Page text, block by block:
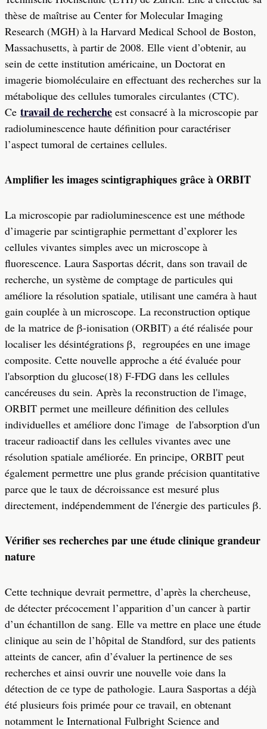
thèse de maîtrise au Center for Molecular Imaging
Research (MGH) à la Harvard Medical School de Boston,
Massachusetts, à partir de 2008. Elle vient d’obtenir, au
sein de cette institution américaine, un Doctorat en
imagerie biomoléculaire en effectuant des recherches sur la
métabolique des cellules tumorales circulantes (CTC).
Ce travail de recherche est consacré à la microscopie par
radioluminescence haute définition pour caractériser
l’aspect tumoral de certaines cellules.
Amplifier les images scintigraphiques grâce à ORBIT
La microscopie par radioluminescence est une méthode
d’imagerie par scintigraphie permettant d’explorer les
cellules vivantes simples avec un microscope à
fluorescence. Laura Sasportas décrit, dans son travail de
recherche, un système de comptage de particules qui
améliore la résolution spatiale, utilisant une caméra à haut
gain couplée à un microscope. La reconstruction optique
de la matrice de β-ionisation (ORBIT) a été réalisée pour
localiser les désintégrations β, regroupées en une image
composite. Cette nouvelle approche a été évaluée pour
l'absorption du glucose(18) F-FDG dans les cellules
cancéreuses du sein. Après la reconstruction de l'image,
ORBIT permet une meilleure définition des cellules
individuelles et améliore donc l'image de l'absorption d'un
traceur radioactif dans les cellules vivantes avec une
résolution spatiale améliorée. En principe, ORBIT peut
également permettre une plus grande précision quantitative
parce que le taux de décroissance est mesuré plus
directement, indépendemment de l'énergie des particules β.
Vérifier ses recherches par une étude clinique grandeur
nature
Cette technique devrait permettre, d’après la chercheuse,
de détecter précocement l’apparition d’un cancer à partir
d’un échantillon de sang. Elle va mettre en place une étude
clinique au sein de l’hôpital de Standford, sur des patients
atteints de cancer, afin d’évaluer la pertinence de ses
recherches et ainsi ouvrir une nouvelle voie dans la
détection de ce type de pathologie. Laura Sasportas a déjà
été plusieurs fois primée pour ce travail, en obtenant
notamment le International Fulbright Science and